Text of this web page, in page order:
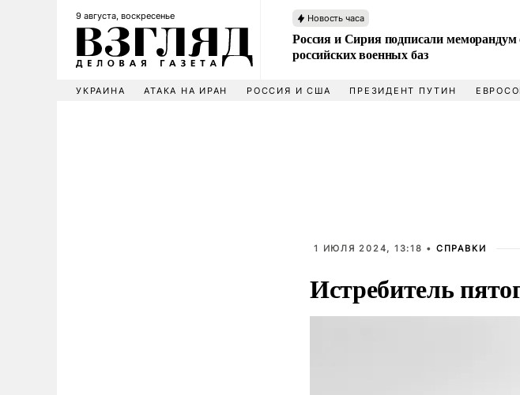
9 августа, воскресенье Новость часа
Россия и Сирия подписали
российских военных баз
УКРАИНА АТАКА НА ИРАН РОССИЯ И США ПРЕЗИДЕНТ ПУТИН
1 ИЮЛЯ 2024, 13:18 • СПРАВКИ
Истребитель